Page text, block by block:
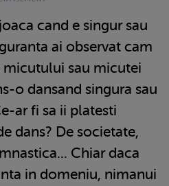
cand e singur sau
ai observat cam
sau micutei
o dansand singura sau
ar fi sa ii platesti
dans? De societate,
Chiar daca
in domeniu, nimanui